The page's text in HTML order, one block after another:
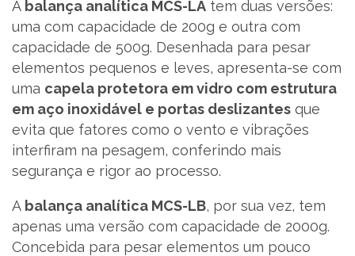
A balança analítica MCS-LA tem duas versões:
uma com capacidade de 200g e outra com
capacidade de 500g. Desenhada para pesar
elementos pequenos e leves, apresenta-se com
uma capela protetora em vidro com estrutura
em aço inoxidável e portas deslizantes que
evita que fatores como o vento e vibrações
interfiram na pesagem, conferindo mais
segurança e rigor ao processo.
A balança analítica MCS-LB, por sua vez, tem
apenas uma versão com capacidade de 2000g.
Concebida para pesar elementos um pouco